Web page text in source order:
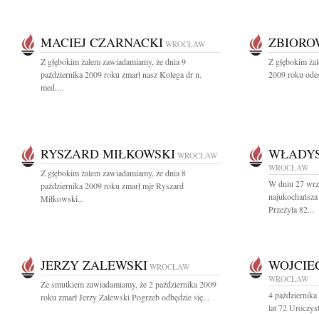
MACIEJ CZARNACKI WROCŁAW
Z głębokim żalem zawiadamiamy, że dnia 9
października 2009 roku zmarł nasz Kolega dr n.
med....
Z głębokim
2009 roku
RYSZARD MIŁKOWSKI WROCŁAW
Z głębokim żalem zawiadamiamy, że dnia 8
października 2009 roku zmarł mjr Ryszard
Miłkowski...
WROCŁAW
W dniu 27
Przeżyła 82...
JERZY ZALEWSKI WROCŁAW
Ze smutkiem zawiadamiamy, że 2 października 2009
roku zmarł Jerzy Zalewski Pogrzeb odbędzie się...
WROCŁAW
4
lat 72